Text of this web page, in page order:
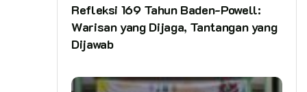
Refleksi 169 Tahun Baden-Powell:
Warisan yang Dijaga, Tantangan yang
Dijawab